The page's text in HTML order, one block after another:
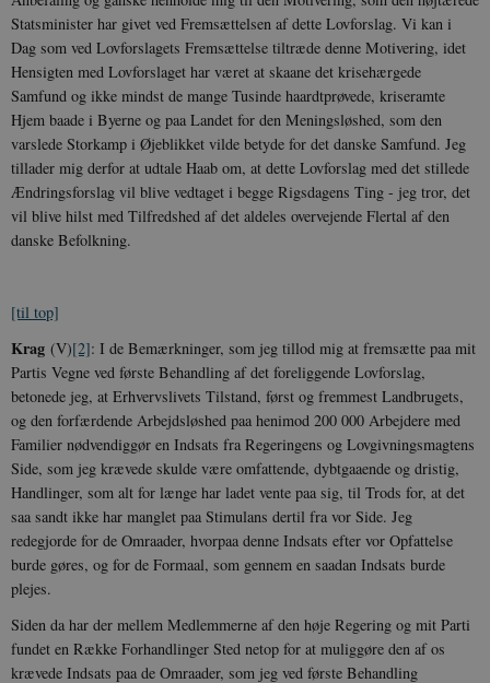
Statsminister har givet ved Frem­sættelsen af dette Lovforslag. Vi kan i
Dag som ved Lovforslagets Fremsættelse til­træde denne Motivering, idet
Hensigten med Lovforslaget har været at skaane det krisehærgede
Samfund og ikke mindst de mange Tusinde haardtprøvede, kriseramte
Hjem baade i Byerne og paa Landet for den Meningsløshed, som den
varslede Stor­kamp i Øjeblikket vilde betyde for det danske Samfund. Jeg
tillader mig derfor at udtale Haab om, at dette Lovforslag med det stillede
Ændringsforslag vil blive vedtaget i begge Rigsdagens Ting - jeg tror, det
vil blive hilst med Tilfredshed af det aldeles overvejende Flertal af den
dan­ske Befolkning.
[til top]
Krag (V)[2]: I de Bemærkninger, som jeg tillod mig at fremsætte paa mit
Partis Vegne ved første Behandling af det fore­liggende Lovforslag,
betonede jeg, at Er­hvervslivets Tilstand, først og fremmest Landbrugets,
og den forfærdende Arbejds­løshed paa henimod 200 000 Arbejdere med
Familier nødvendiggør en Indsats fra Re­geringens og Lovgivningsmagtens
Side, som jeg krævede skulde være omfattende, dybt­gaaende og dristig,
Handlinger, som alt for længe har ladet vente paa sig, til Trods for, at det
saa sandt ikke har manglet paa Stimulans dertil fra vor Side. Jeg
redegjorde for de Omraader, hvorpaa denne Indsats efter vor Opfattelse
burde gøres, og for de Formaal, som gennem en saadan Indsats burde
plejes.
Siden da har der mellem Medlemmerne af den høje Regering og mit Parti
fundet en Række Forhandlinger Sted netop for at muliggøre den af os
krævede Indsats paa de Omraader, som jeg ved første Be­handling